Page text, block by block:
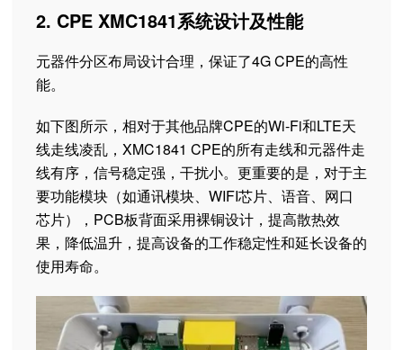
2. CPE XMC1841系统设计及性能
元器件分区布局设计合理，保证了4G CPE的高性
能。
如下图所示，相对于其他品牌CPE的Wi-Fi和LTE天
线走线凌乱，XMC1841 CPE的所有走线和元器件走
线有序，信号稳定强，干扰小。更重要的是，对于主
要功能模块（如通讯模块、WIFI芯片、语音、网口
芯片），PCB板背面采用裸铜设计，提高散热效
果，降低温升，提高设备的工作稳定性和延长设备的
使用寿命。